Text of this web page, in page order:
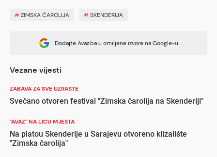
#ZIMSKA ČAROLIJA #SKENDERIJA
Dodajte Avaz.ba u omiljene izvore na Google-u.
Vezane vijesti
ZABAVA ZA SVE UZRASTE
Svečano otvoren festival "Zimska čarolija na Skenderiji"
"AVAZ" NA LICU MJESTA
Na platou Skenderije u Sarajevu otvoreno klizalište
"Zimska čarolija"